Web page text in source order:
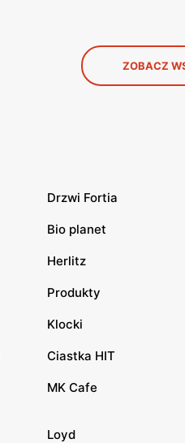
ZOBACZ
Drzwi Fortia
Bio planet
Herlitz
Produkty
Klocki
Ciastka HIT
MK Cafe
Loyd